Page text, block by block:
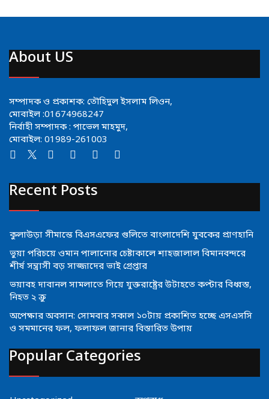
About US
সম্পাদক ও প্রকাশক: তৌহিদুল ইসলাম লিওন,
মোবাইল :01674968247
নির্বাহী সম্পাদক : পাভেল মাহমুদ,
মোবাইল: 01989-261003
Recent Posts
কুলাউড়া সীমান্তে বিএসএফের গুলিতে বাংলাদেশি যুবকের প্রাণহানি
ভুয়া পরিচয়ে ওমান পালানোর চেষ্টাকালে শাহজালাল বিমানবন্দরে
শীর্ষ সন্ত্রাসী বড় সাজ্জাদের ভাই গ্রেপ্তার
ভয়াবহ দাবানল সামলাতে গিয়ে যুক্তরাষ্ট্রের উটাহতে কপ্টার বিধ্বস্ত,
নিহত ২ ক্রু
অপেক্ষার অবসান: সোমবার সকাল ১০টায় প্রকাশিত হচ্ছে এসএসসি
ও সমমানের ফল, ফলাফল জানার বিস্তারিত উপায়
Popular Categories